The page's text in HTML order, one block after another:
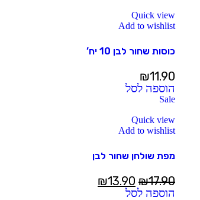
Quick view
Add to wishlist
כוסות שחור לבן 10 יח’
₪11.90
הוספה לסל
Sale
Quick view
Add to wishlist
מפת שולחן שחור לבן
₪17.90
₪13.90
הוספה לסל